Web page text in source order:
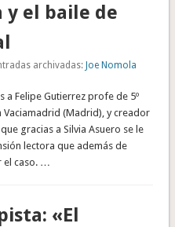
y el baile de
archivadas:Joe Nomola
a Felipe Gutierrez profe de 5º
Vaciamadrid (Madrid), y creador
gracias a Silvia Asuero se le
lectora que además de
el caso. …
«El